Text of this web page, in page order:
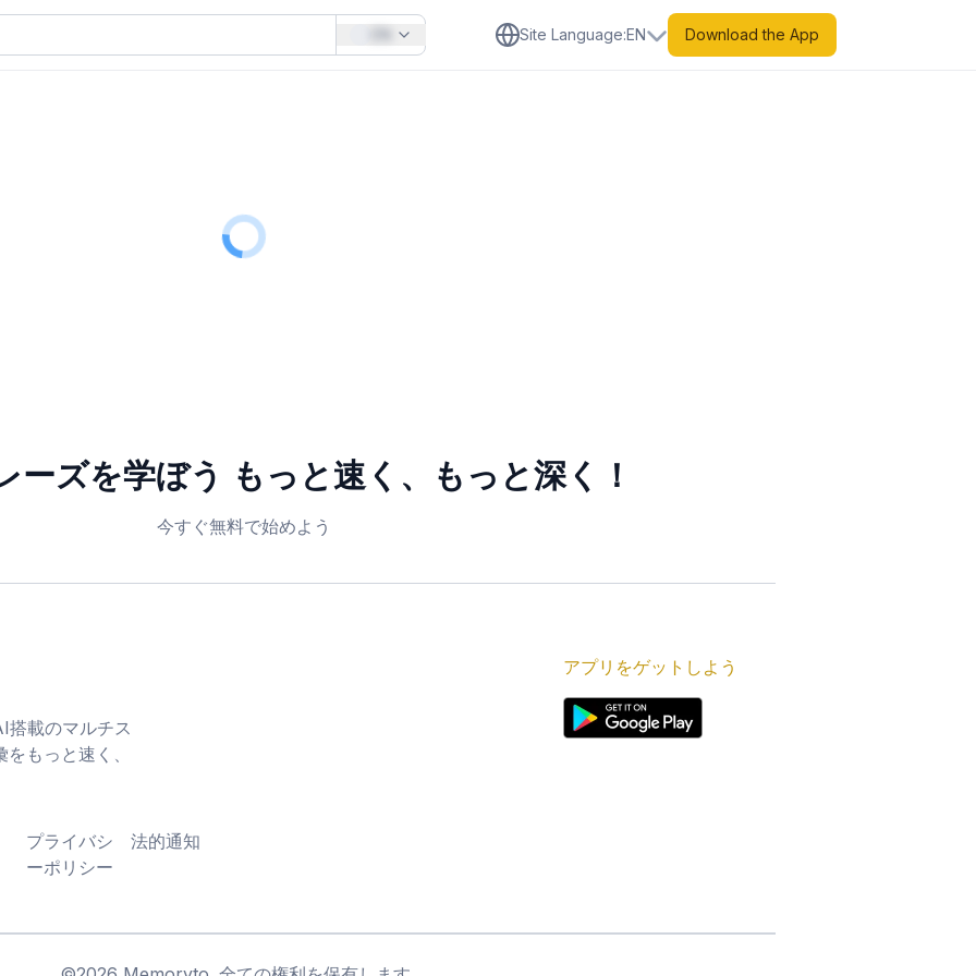
Site Language:EN Download the App
ーズを学ぼう もっと速く、もっと深く！
今すぐ無料で始めよう
載のマルチス
もっと速く、
プライバシ
ーポリシー
法的通知
アプリをゲットしよう